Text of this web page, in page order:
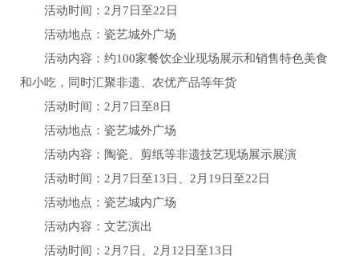
活动时间：2月7日至22日
活动地点：瓷艺城外广场
活动内容：约100家餐饮企业现场展示和销售特色美食
和小吃，同时汇聚非遗、农优产品等年货
活动时间：2月7日至8日
活动地点：瓷艺城外广场
活动内容：陶瓷、剪纸等非遗技艺现场展示展演
活动时间：2月7日至13日、2月19日至22日
活动地点：瓷艺城内广场
活动内容：文艺演出
活动时间：2月7日、2月12日至13日